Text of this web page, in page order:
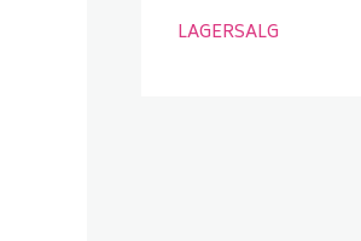
LAGERSALG